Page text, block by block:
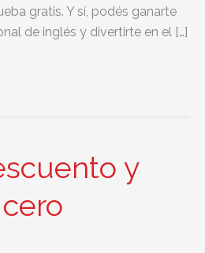
gratis. Y sí, podés ganarte
de inglés y divertirte en el […]
y